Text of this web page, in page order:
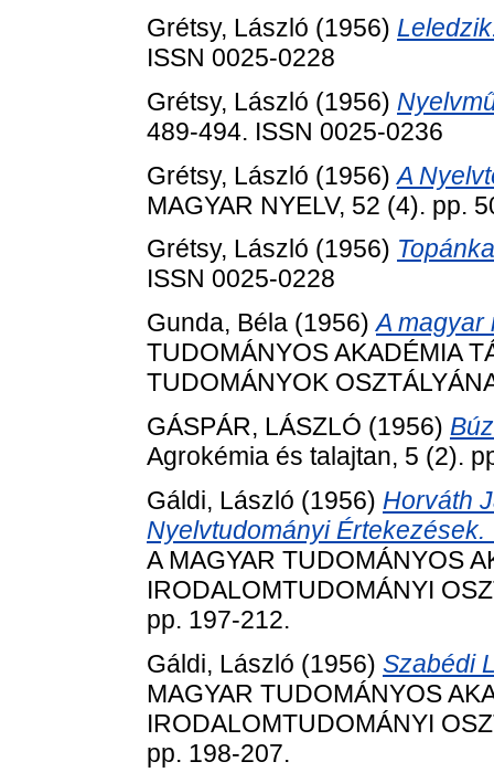
Grétsy, László (1956)
ISSN 0025-0228
Grétsy, László (1956)
489-494. ISSN 0025-0236
Grétsy, László (1956)A
MAGYAR NYELV, 52 (4). pp.
Grétsy, László (1956)
ISSN 0025-0228
Gunda, Béla (1956)A magyar
TUDOMÁNYOS AKADÉMIA
TUDOMÁNYOK
GÁSPÁR, LÁSZLÓ (1956)
Agrokémia és talajtan, 5 (2).
Gáldi, László (1956) Horváth
Nyelvtudományi
A MAGYAR TUDOMÁNYOS
IRODALOMTUDOMÁNYI
pp. 197-212.
Gáldi, László (1956) Szabédi
MAGYAR TUDOMÁNYOS
IRODALOMTUDOMÁNYI
pp. 198-207.